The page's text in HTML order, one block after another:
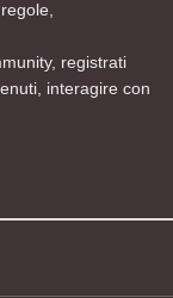
registrati
interagire con